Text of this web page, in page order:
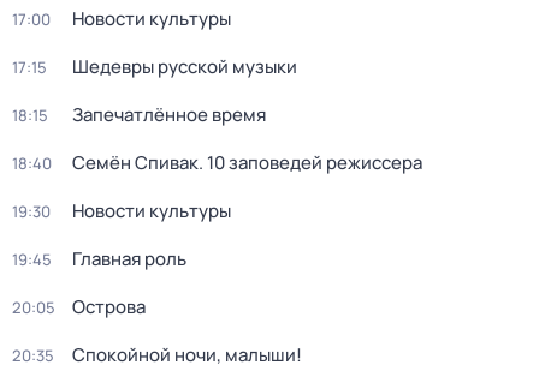
17:00 Новости культуры
17:15 Шедевры русской музыки
18:15 Запечатлённое время
18:40 Семён Спивак. 10 заповедей режиссера
19:30 Новости культуры
19:45 Главная роль
20:05 Острова
20:35 Спокойной ночи, малыши!